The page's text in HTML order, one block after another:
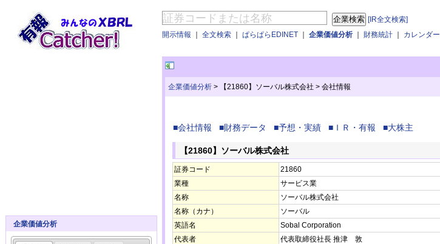
[IR全文検索]
開示情報 ｜ 全文検索 ｜ ぱらぱらEDINET ｜ 企業価値分析 ｜ 財務統計 ｜ カレンダー
企業価値分析 > 【21860】ソーバル株式会社 > 会社情報
■会社情報 ■財務データ ■予想・実績 ■ＩＲ・有報 ■大株主
【21860】ソーバル株式会社
証券コード 21860
業種
サービス業
名称
ソーバル株式会社
名称（カナ）
ソーバル
英語名
Sobal Corporation
代表者
代表取締役社長 推津 敦
企業価値分析